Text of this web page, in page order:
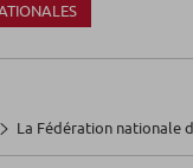
La Fédération nationale